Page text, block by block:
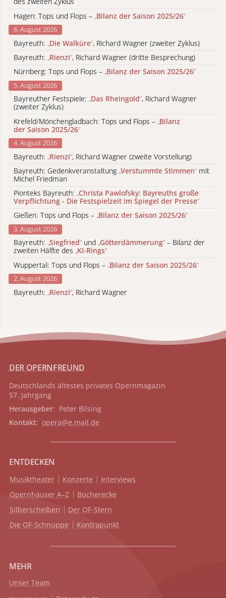
Hagen: Tops und Flops – „Bilanz der Saison 2025/26“
6. August 2026
Bayreuth: „Die Walküre“, Richard Wagner (zweiter Zyklus)
Bayreuth: „Rienzi“, Richard Wagner (dritte Besprechung)
Nürnberg: Tops und Flops – „Bilanz der Saison 2025/26“
5. August 2026
Bayreuther Festspiele: „Das Rheingold“, Richard Wagner
(zweiter Zyklus)
Krefeld/Mönchengladbach: Tops und Flops – „Bilanz
der Saison 2025/26“
4. August 2026
Bayreuth: „Rienzi“, Richard Wagner (zweite Vorstellung)
Bayreuth: Gedenkveranstaltung „Verstummte Stimmen“ mit
Michel Friedman
Pionteks Bayreuth: „Christa Pawlofsky: Bayreuths große
Verpflichtung - Die Festspielzeit im Spiegel der Presse“
Gießen: Tops und Flops – „Bilanz der Saison 2025/26“
3. August 2026
Bayreuth: „Siegfried“ und „Götterdämmerung“ – Bilanz der
zweiten Hälfte des „KI-Rings“
Wuppertal: Tops und Flops – „Bilanz der Saison 2025/26“
2. August 2026
Bayreuth: „Rienzi“, Richard Wagner
DER OPERNFREUND
Deutschlands ältestes privates Opernmagazin
57. Jahrgang
Herausgeber: Peter Bilsing
Kontakt: opera@e.mail.de
ENTDECKEN
Musiktheater Konzerte
Interviews
Opernhäuser A–Z
Bücherecke
Silberscheiben
Der OF-Stern
Die OF-Schnuppe
Kontrapunkt
MEHR
Unser Team